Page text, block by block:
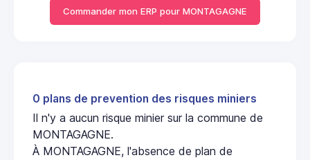
Commander mon ERP pour MONTAGAGNE
0 plans de prevention des risques miniers
Il n'y a aucun risque minier sur la commune de
MONTAGAGNE.
À MONTAGAGNE, l'absence de plan de